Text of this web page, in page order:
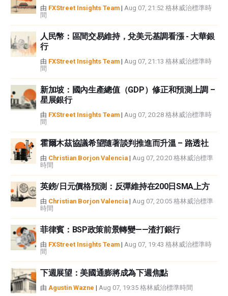
中都沒有頭寸，也沒有與文中提到的任何公司有業務關係。除了FXStreet，作
者沒有收到撰寫這篇文章的報酬。
FXStreet和作者不提供個性化的建議。作者對該資訊的準確性、完整性或適用
性不作任何陳述。FXStreet和作者將不承擔任何錯誤，遺漏或任何損失，傷害
或損害由此資訊及其顯示或使用引起的。錯誤和遺漏除外。本文作者和
FXStreet並非註冊投資顧問，本文內容無意提供任何投資建議。
由 FXStreet Insights Team | Aug 07, 21:52 格林威治標準時
間
人民幣：區間交易維持，兌美元基調看漲 - 大華銀
行
由 FXStreet Insights Team | Aug 07, 21:13 格林威治標準時
間
新加坡：國內生產總值（GDP）修正和預測上調 –
星展銀行
由 FXStreet Insights Team | Aug 07, 20:28 格林威治標準時
間
霍爾木茲協議希望隨著談判推進而升溫 – 路透社
由 Christian Borjon Valencia | Aug 07, 20:20 格林威治標準
時間
英鎊/日元價格預測：反彈維持在200日SMA上方
由 Christian Borjon Valencia | Aug 07, 20:05 格林威治標準
時間
菲律賓：BSP政策前景轉變——渣打銀行
由 FXStreet Insights Team | Aug 07, 19:43 格林威治標準時
間
下週展望：美國通膨將成為下週焦點
由 Agustin Wazne | Aug 07, 19:35 格林威治標準時間